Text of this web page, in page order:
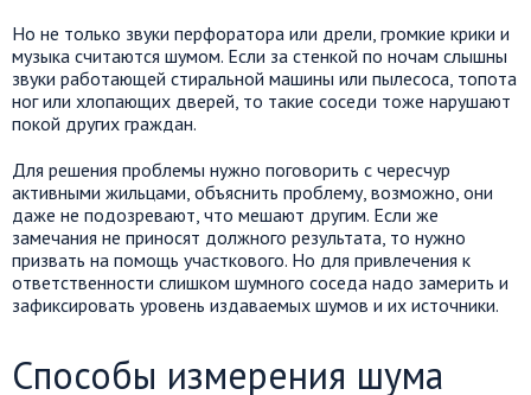
Но не только звуки перфоратора или дрели, громкие крики и
музыка считаются шумом. Если за стенкой по ночам слышны
звуки работающей стиральной машины или пылесоса, топота
ног или хлопающих дверей, то такие соседи тоже нарушают
покой других граждан.
Для решения проблемы нужно поговорить с чересчур
активными жильцами, объяснить проблему, возможно, они
даже не подозревают, что мешают другим. Если же
замечания не приносят должного результата, то нужно
призвать на помощь участкового. Но для привлечения к
ответственности слишком шумного соседа надо замерить и
зафиксировать уровень издаваемых шумов и их источники.
Способы измерения шума